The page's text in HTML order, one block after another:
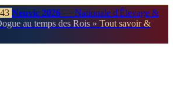
Neuvic 2026 — Nationale d'Élevage &
au temps des Rois » Tout savoir &